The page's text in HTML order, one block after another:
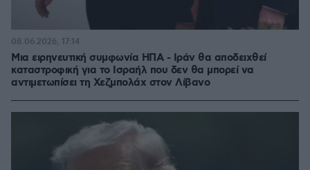
Μια ειρηνευτική συμφωνία ΗΠΑ - Ιράν θα αποδειχθεί
καταστροφική για το Ισραήλ που δεν θα μπορεί να
αντιμετωπίσει τη Χεζμπολάχ στον Λίβανο
08.06.2026, 17:14